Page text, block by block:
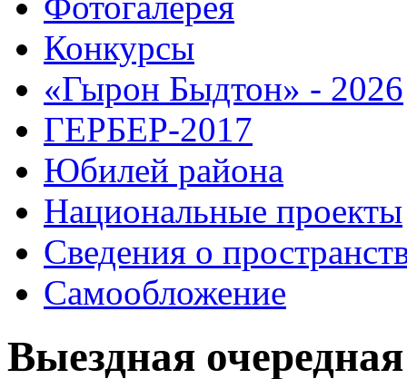
Конкурсы
«Гырон Быдтон» - 2026
ГЕРБЕР-2017
Юбилей района
Национальные проекты
Сведения о
Самообложение
Выездная